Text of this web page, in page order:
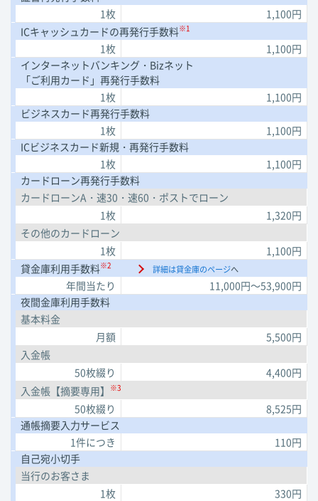
1枚
1,100円
ICキャッシュカードの再発行手数料※1
1枚
1,100円
インターネットバンキング・Bizネット
「ご利用カード」再発行手数料
1枚
1,100円
ビジネスカード再発行手数料
1枚
1,100円
ICビジネスカード新規・再発行手数料
1枚
1,100円
カードローン再発行手数料
カードローンA・速30・速60・ポストでローン
1枚
1,320円
その他のカードローン
1枚
1,100円
貸金庫利用手数料※2 詳細は貸金庫のページへ
年間当たり 11,000円～53,900円
夜間金庫利用手数料
基本料金
月額
5,500円
入金帳
50枚綴り
4,400円
入金帳【摘要専用】
※3
50枚綴り
8,525円
通帳摘要入力サービス
1件につき
110円
自己宛小切手
当行のお客さま
1枚
330円